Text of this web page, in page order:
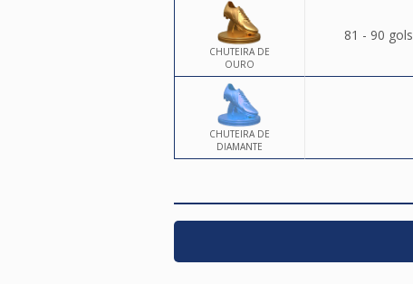
CHUTEIRA DE
OURO
81 - 90 gols
CHUTEIRA DE
DIAMANTE